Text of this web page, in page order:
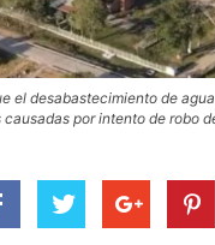
el desabastecimiento de
por intento de robo